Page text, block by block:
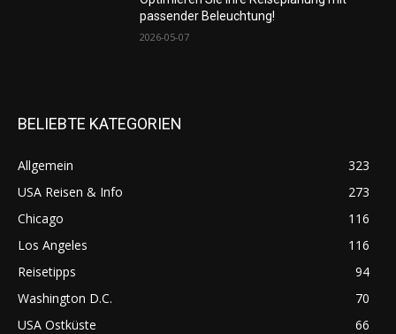
passender Beleuchtung!
2026-05-07
BELIEBTE KATEGORIEN
Allgemein
323
USA Reisen & Info
273
Chicago
116
Los Angeles
116
Reisetipps
94
Washington D.C.
70
USA Ostküste
66